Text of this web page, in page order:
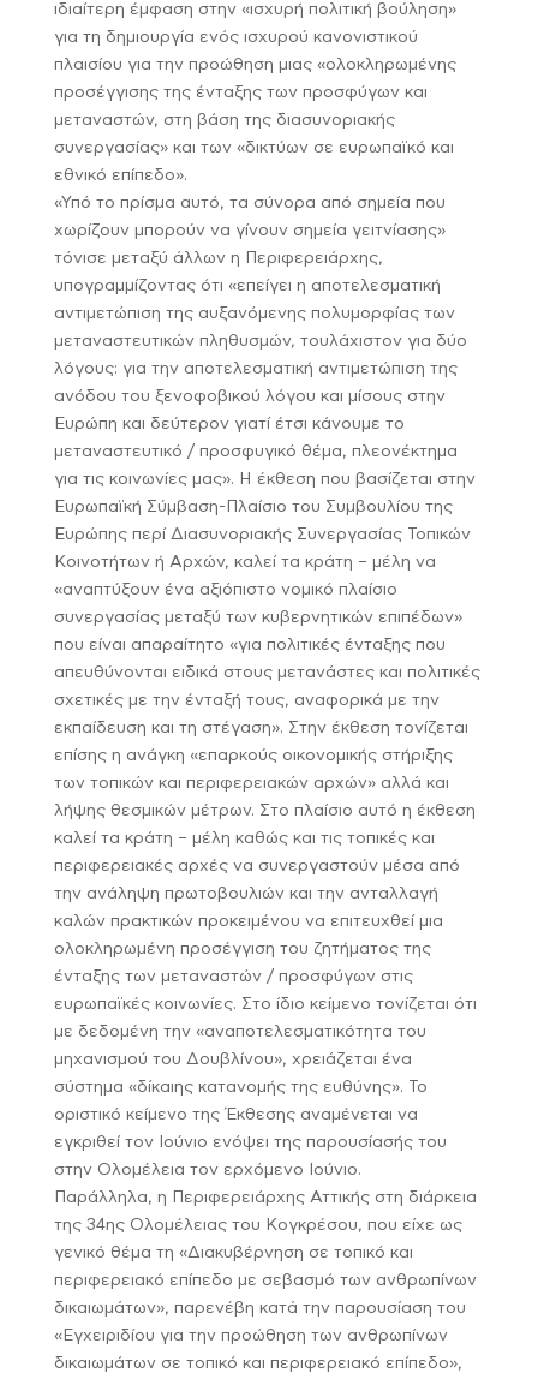
ιδιαίτερη έμφαση στην «ισχυρή πολιτική βούληση»
για τη δημιουργία ενός ισχυρού κανονιστικού
πλαισίου για την προώθηση μιας «ολοκληρωμένης
προσέγγισης της ένταξης των προσφύγων και
μεταναστών, στη βάση της διασυνοριακής
συνεργασίας» και των «δικτύων σε ευρωπαϊκό και
εθνικό επίπεδο».
«Υπό το πρίσμα αυτό, τα σύνορα από σημεία που
χωρίζουν μπορούν να γίνουν σημεία γειτνίασης»
τόνισε μεταξύ άλλων η Περιφερειάρχης,
υπογραμμίζοντας ότι «επείγει η αποτελεσματική
αντιμετώπιση της αυξανόμενης πολυμορφίας των
μεταναστευτικών πληθυσμών, τουλάχιστον για δύο
λόγους: για την αποτελεσματική αντιμετώπιση της
ανόδου του ξενοφοβικού λόγου και μίσους στην
Ευρώπη και δεύτερον γιατί έτσι κάνουμε το
μεταναστευτικό / προσφυγικό θέμα, πλεονέκτημα
για τις κοινωνίες μας». Η έκθεση που βασίζεται στην
Ευρωπαϊκή Σύμβαση-Πλαίσιο του Συμβουλίου της
Ευρώπης περί Διασυνοριακής Συνεργασίας Τοπικών
Κοινοτήτων ή Αρχών, καλεί τα κράτη – μέλη να
«αναπτύξουν ένα αξιόπιστο νομικό πλαίσιο
συνεργασίας μεταξύ των κυβερνητικών επιπέδων»
που είναι απαραίτητο «για πολιτικές ένταξης που
απευθύνονται ειδικά στους μετανάστες και πολιτικές
σχετικές με την ένταξή τους, αναφορικά με την
εκπαίδευση και τη στέγαση». Στην έκθεση τονίζεται
επίσης η ανάγκη «επαρκούς οικονομικής στήριξης
των τοπικών και περιφερειακών αρχών» αλλά και
λήψης θεσμικών μέτρων. Στο πλαίσιο αυτό η έκθεση
καλεί τα κράτη – μέλη καθώς και τις τοπικές και
περιφερειακές αρχές να συνεργαστούν μέσα από
την ανάληψη πρωτοβουλιών και την ανταλλαγή
καλών πρακτικών προκειμένου να επιτευχθεί μια
ολοκληρωμένη προσέγγιση του ζητήματος της
ένταξης των μεταναστών / προσφύγων στις
ευρωπαϊκές κοινωνίες. Στο ίδιο κείμενο τονίζεται ότι
με δεδομένη την «αναποτελεσματικότητα του
μηχανισμού του Δουβλίνου», χρειάζεται ένα
σύστημα «δίκαιης κατανομής της ευθύνης». Το
οριστικό κείμενο της Έκθεσης αναμένεται να
εγκριθεί τον Ιούνιο ενόψει της παρουσίασής του
στην Ολομέλεια τον ερχόμενο Ιούνιο.
Παράλληλα, η Περιφερειάρχης Αττικής στη διάρκεια
της 34ης Ολομέλειας του Κογκρέσου, που είχε ως
γενικό θέμα τη «Διακυβέρνηση σε τοπικό και
περιφερειακό επίπεδο με σεβασμό των ανθρωπίνων
δικαιωμάτων», παρενέβη κατά την παρουσίαση του
«Εγχειριδίου για την προώθηση των ανθρωπίνων
δικαιωμάτων σε τοπικό και περιφερειακό επίπεδο»,